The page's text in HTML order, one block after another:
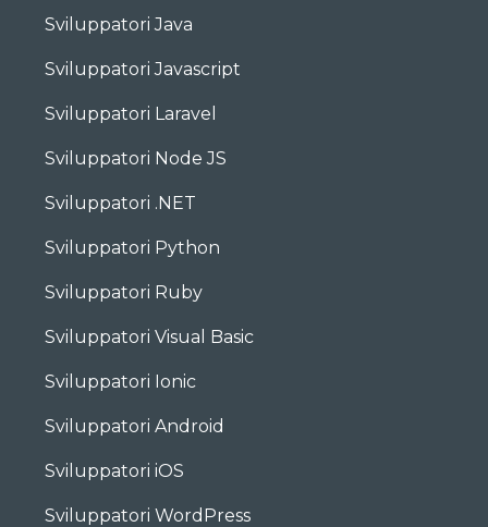
Sviluppatori Java
Sviluppatori Javascript
Sviluppatori Laravel
Sviluppatori Node JS
Sviluppatori .NET
Sviluppatori Python
Sviluppatori Ruby
Sviluppatori Visual Basic
Sviluppatori Ionic
Sviluppatori Android
Sviluppatori iOS
Sviluppatori WordPress